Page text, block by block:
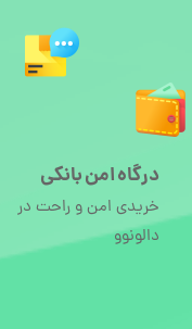
درگاه امن بانکی
خریدی امن و راحت در
دالونوو